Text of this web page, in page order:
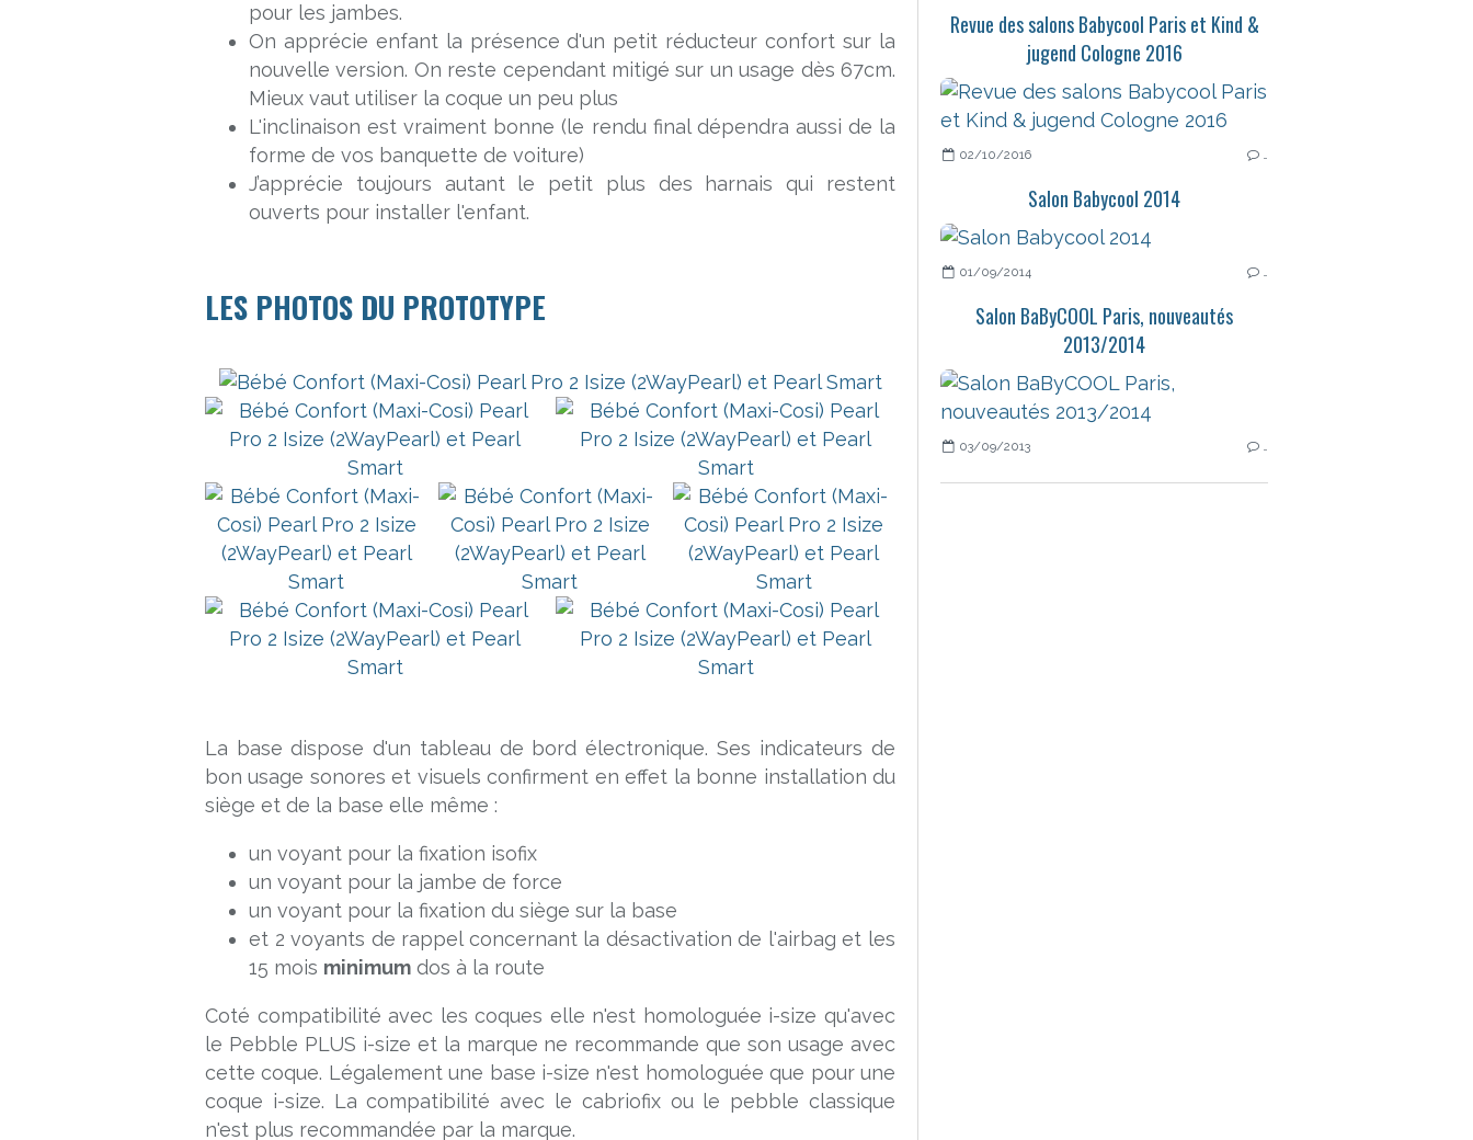
pour les jambes.
On apprécie enfant la présence d'un petit réducteur confort sur la
nouvelle version. On reste cependant mitigé sur un usage dès 67cm.
Mieux vaut utiliser la coque un peu plus
L'inclinaison est vraiment bonne (le rendu final dépendra aussi de la
forme de vos banquette de voiture)
J’apprécie toujours autant le petit plus des harnais qui restent
ouverts pour installer l'enfant.
LES PHOTOS DU PROTOTYPE
La base dispose d'un tableau de bord électronique. Ses indicateurs de
bon usage sonores et visuels confirment en effet la bonne installation du
siège et de la base elle même :
un voyant pour la fixation isofix
un voyant pour la jambe de force
un voyant pour la fixation du siège sur la base
et 2 voyants de rappel concernant la désactivation de l'airbag et les
15 mois minimum dos à la route
Coté compatibilité avec les coques elle n'est homologuée i-size qu'avec
le Pebble PLUS i-size et la marque ne recommande que son usage avec
cette coque. Légalement une base i-size n'est homologuée que pour une
coque i-size. La compatibilité avec le cabriofix ou le pebble classique
n'est plus recommandée par la marque.
Revue des salons Babycool Paris et Kind &
jugend Cologne 2016
02/10/2016
Salon Babycool 2014
01/09/2014
Salon BaByCOOL Paris, nouveautés
2013/2014
03/09/2013